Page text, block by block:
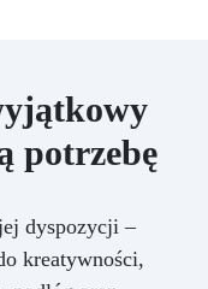
potrzebę
dyspozycji –
kreatywności,